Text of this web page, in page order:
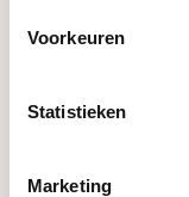
Voorkeuren
Statistieken
Marketing
Blommers